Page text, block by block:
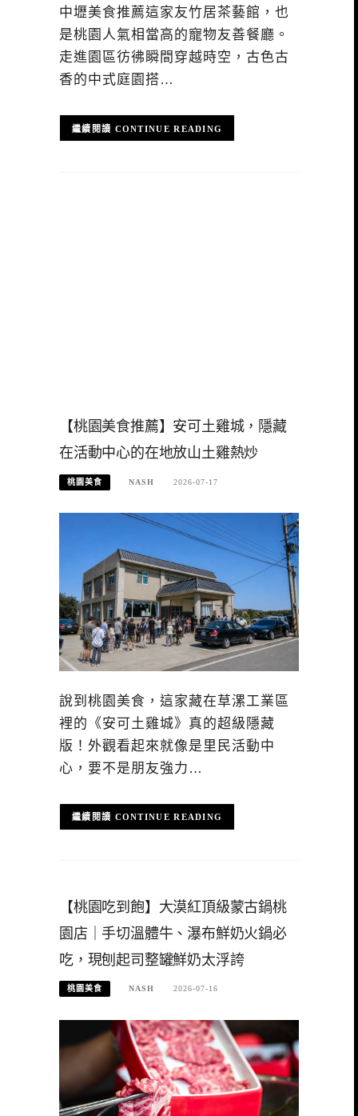
中壢美食推薦這家友竹居茶藝館，也
是桃園人氣相當高的寵物友善餐廳。
走進園區彷彿瞬間穿越時空，古色古
香的中式庭園搭…
CONTINUE READING
【桃園美食推薦】安可土雞城，隱藏
在活動中心的在地放山土雞熱炒
桃園美食 NASH 2026-07-17
說到桃園美食，這家藏在草漯工業區
裡的《安可土雞城》真的超級隱藏
版！外觀看起來就像是里民活動中
心，要不是朋友強力…
CONTINUE READING
【桃園吃到飽】大漠紅頂級蒙古鍋桃
園店｜手切溫體牛、瀑布鮮奶火鍋必
吃，現刨起司整罐鮮奶太浮誇
桃園美食 NASH 2026-07-16